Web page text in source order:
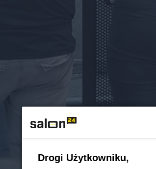
Drogi Użytkowniku,